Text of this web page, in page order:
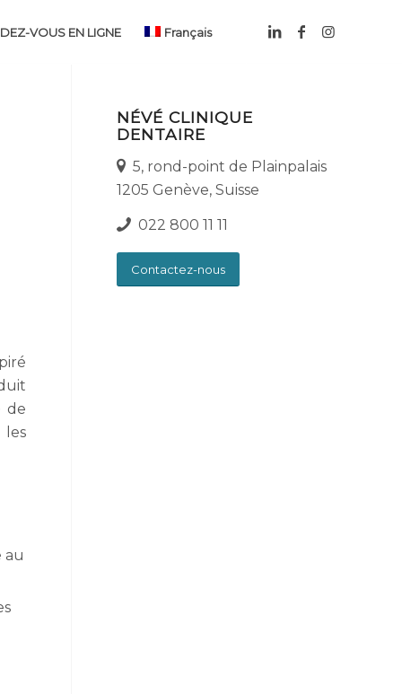
VOUS EN LIGNE Français
de
les
au
NÉVÉ CLINIQUE
DENTAIRE
5, rond-point de Plainpalais
1205 Genève, Suisse
022 800 11 11
Contactez-nous